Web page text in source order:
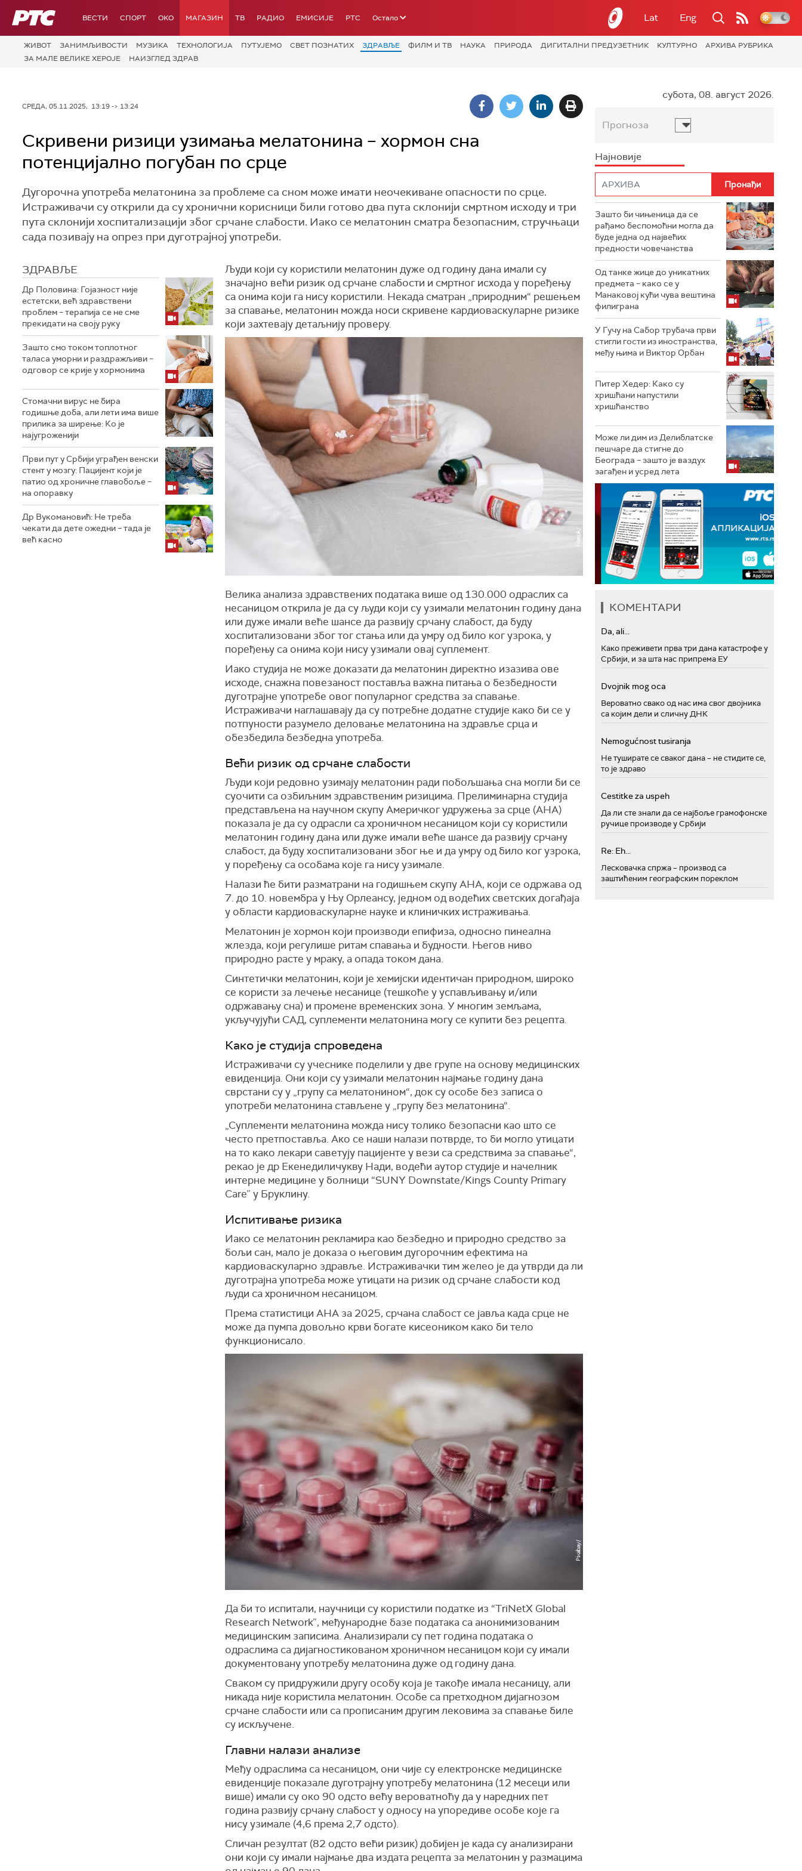
РТС ВЕСТИ СПОРТ OKO МАГАЗИН ТВ РАДИО ЕМИСИЈЕ РТС Остало Lat Eng
ЖИВОТ ЗАНИМЉИВОСТИ МУЗИКА ТЕХНОЛОГИЈA ПУТУЈЕМО СВЕТ ПОЗНАТИХ ЗДРАВЉЕ ФИЛМ И ТВ НАУКА ПРИРОДА ДИГИТАЛНИ ПРЕДУЗЕТНИК КУЛТУРНО
АРХИВА РУБРИКА
ЗА МАЛЕ ВЕЛИКЕ ХЕРОЈЕ
НАИЗГЛЕД ЗДРАВ
СРЕДА, 05.11.2025, 13:19 -> 13:24
Скривени ризици узимања мелатонина – хормон сна
потенцијално погубан по срце
Дугорочна употреба мелатонина за проблеме са сном може имати неочекиване опасности по срце.
Истраживачи су открили да су хронични корисници били готово два пута склонији смртном исходу и три
пута склонији хоспитализацији због срчане слабости. Иако се мелатонин сматра безопасним, стручњаци
сада позивају на опрез при дуготрајној употреби.
ЗДРАВЉЕ
Др Половина: Гојазност није
естетски, већ здравствени
проблем – терапија се не сме
прекидати на своју руку
Зашто смо током топлотног
таласа уморни и раздражљиви –
одговор се крије у хормонима
Стомачни вирус не бира
годишње доба, али лети има више
прилика за ширење: Ко је
најугроженији
Први пут у Србији уграђен венски
стент у мозгу: Пацијент који је
патио од хроничне главобоље –
на опоравку
Др Вукомановић: Не треба
чекати да дете ожедни – тада је
већ касно
Људи који су користили мелатонин дуже од годину дана имали су
значајно већи ризик од срчане слабости и смртног исхода у поређењу
са онима који га нису користили. Некада сматран „природним“ решењем
за спавање, мелатонин можда носи скривене кардиоваскуларне ризике
који захтевају детаљнију проверу.
Велика анализа здравствених података више од 130.000 одраслих са
несаницом открила је да су људи који су узимали мелатонин годину дана
или дуже имали веће шансе да развију срчану слабост, да буду
хоспитализовани због тог стања или да умру од било ког узрока, у
поређењу са онима који нису узимали овај суплемент.
Иако студија не може доказати да мелатонин директно изазива ове
исходе, снажна повезаност поставља важна питања о безбедности
дуготрајне употребе овог популарног средства за спавање.
Истраживачи наглашавају да су потребне додатне студије како би се у
потпуности разумело деловање мелатонина на здравље срца и
обезбедила безбедна употреба.
Већи ризик од срчане слабости
Људи који редовно узимају мелатонин ради побољшања сна могли би се
суочити са озбиљним здравственим ризицима. Прелиминарна студија
представљена на научном скупу Америчког удружења за срце (AHA)
показала је да су одрасли са хроничном несаницом који су користили
мелатонин годину дана или дуже имали веће шансе да развију срчану
слабост, да буду хоспитализовани због ње и да умру од било ког узрока,
у поређењу са особама које га нису узимале.
Налази ће бити разматрани на годишњем скупу AHA, који се одржава од
7. до 10. новембра у Њу Орлеансу, једном од водећих светских догађаја
у области кардиоваскуларне науке и клиничких истраживања.
Мелатонин је хормон који производи епифиза, односно пинеална
жлезда, који регулише ритам спавања и будности. Његов ниво
природно расте у мраку, а опада током дана.
Синтетички мелатонин, који је хемијски идентичан природном, широко
се користи за лечење несанице (тешкоће у успављивању и/или
одржавању сна) и промене временских зона. У многим земљама,
укључујући САД, суплементи мелатонина могу се купити без рецепта.
Како је студија спроведена
Истраживачи су учеснике поделили у две групе на основу медицинских
евиденција. Они који су узимали мелатонин најмање годину дана
сврстани су у „групу са мелатонином“, док су особе без записа о
употреби мелатонина стављене у „групу без мелатонина“.
„Суплементи мелатонина можда нису толико безопасни као што се
често претпоставља. Ако се наши налази потврде, то би могло утицати
на то како лекари саветују пацијенте у вези са средствима за спавање“,
рекао је др Екенедиличукву Нади, водећи аутор студије и начелник
интерне медицине у болници “SUNY Downstate/Kings County Primary
Care” у Бруклину.
Испитивање ризика
Иако се мелатонин рекламира као безбедно и природно средство за
бољи сан, мало је доказа о његовим дугорочним ефектима на
кардиоваскуларно здравље. Истраживачки тим желео је да утврди да ли
дуготрајна употреба може утицати на ризик од срчане слабости код
људи са хроничном несаницом.
Према статистици AHA за 2025, срчана слабост се јавља када срце не
може да пумпа довољно крви богате кисеоником како би тело
функционисало.
Да би то испитали, научници су користили податке из “TriNetX Global
Research Network”, међународне базе података са анонимизованим
медицинским записима. Анализирали су пет година података о
одраслима са дијагностикованом хроничном несаницом који су имали
документовану употребу мелатонина дуже од годину дана.
Сваком су придружили другу особу која је такође имала несаницу, али
никада није користила мелатонин. Особе са претходном дијагнозом
срчане слабости или са прописаним другим лековима за спавање биле
су искључене.
Главни налази анализе
Међу одраслима са несаницом, они чије су електронске медицинске
евиденције показале дуготрајну употребу мелатонина (12 месеци или
више) имали су око 90 одсто већу вероватноћу да у наредних пет
година развију срчану слабост у односу на упоредиве особе које га
нису узимале (4,6 према 2,7 одсто).
Сличан резултат (82 одсто већи ризик) добијен је када су анализирани
они који су имали најмање два издата рецепта за мелатонин у размацима
субота, 08. август 2026.
Прогноза
Најновије
Зашто би чињеница да се
рађамо беспомоћни могла да
буде једна од највећих
предности човечанства
Од танке жице до уникатних
предмета – како се у
Манаковој кући чува вештина
филиграна
У Гучу на Сабор трубача први
стигли гости из иностранства,
међу њима и Виктор Орбан
Питер Хедер: Како су
хришћани напустили
хришћанство
Може ли дим из Делиблатске
пешчаре да стигне до
Београда – зашто је ваздух
загађен и усред лета
КОМЕНТАРИ
Da, ali...
Како преживети прва три дана катастрофе у
Србији, и за шта нас припрема ЕУ
Dvojnik mog oca
Вероватно свако од нас има свог двојника
са којим дели и сличну ДНК
Nemogućnost tusiranja
Не туширате се сваког дана – не стидите се,
то је здраво
Cestitke za uspeh
Да ли сте знали да се најбоље грамофонске
ручице производе у Србији
Re: Eh...
Лесковачка спржа – производ са
заштићеним географским пореклом